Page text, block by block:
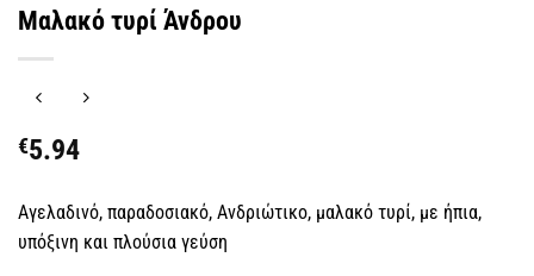
Μαλακό τυρί Άνδρου
€5.94
Αγελαδινό, παραδοσιακό, Ανδριώτικο, μαλακό τυρί, με ήπια,
υπόξινη και πλούσια γεύση